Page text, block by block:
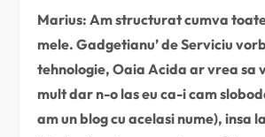
Marius: Am structurat cumva
mele. Gadgetianu’ de Serviciu
tehnologie, Oaia Acida ar vrea sa
mult dar n-o las eu ca-i cam
am un blog cu acelasi nume), insa